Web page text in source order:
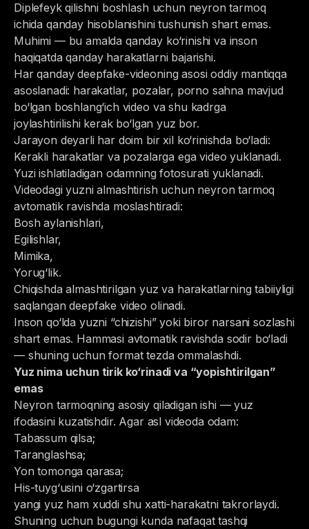
Diplefeyk qilishni boshlash uchun neyron tarmoq
ichida qanday hisoblanishini tushunish shart emas.
Muhimi — bu amalda qanday ko‘rinishi va inson
haqiqatda qanday harakatlarni bajarishi.
Har qanday deepfake-videoning asosi oddiy mantiqqa
asoslanadi: harakatlar, pozalar, porno sahna mavjud
bo‘lgan boshlang‘ich video va shu kadrga
joylashtirilishi kerak bo‘lgan yuz bor.
Jarayon deyarli har doim bir xil ko‘rinishda bo‘ladi:
Kerakli harakatlar va pozalarga ega video yuklanadi.
Yuzi ishlatiladigan odamning fotosurati yuklanadi.
Videodagi yuzni almashtirish uchun neyron tarmoq
avtomatik ravishda moslashtiradi:
Bosh aylanishlari,
Egilishlar,
Mimika,
Yorug‘lik.
Chiqishda almashtirilgan yuz va harakatlarning tabiiyligi
saqlangan deepfake video olinadi.
Inson qo‘lda yuzni “chizishi” yoki biror narsani sozlashi
shart emas. Hammasi avtomatik ravishda sodir bo‘ladi
— shuning uchun format tezda ommalashdi.
Yuz nima uchun tirik ko‘rinadi va “yopishtirilgan”
emas
Neyron tarmoqning asosiy qiladigan ishi — yuz
ifodasini kuzatishdir. Agar asl videoda odam:
Tabassum qilsa;
Taranglashsa;
Yon tomonga qarasa;
His-tuyg‘usini o‘zgartirsa
yangi yuz ham xuddi shu xatti-harakatni takrorlaydi.
Shuning uchun bugungi kunda nafaqat tashqi